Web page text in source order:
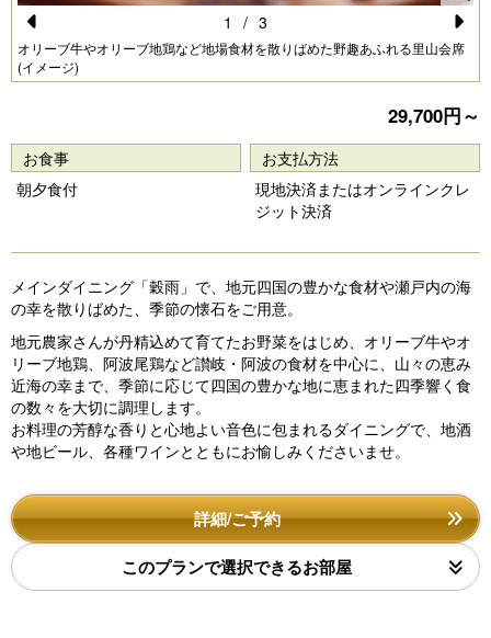
Pr
e
o
u
オリーブ牛やオリーブ地鶏など地場食材を散りばめた野趣あふれる里山会席
(イメージ)
N
e
xt
1 / 3
29,700円～
お食事
朝夕食付
お支払方法
現地決済またはオンラインクレ
ジット決済
メインダイニング「穀雨」で、地元四国の豊かな食材や瀬戸内の海
の幸を散りばめた、季節の懐石をご用意。
地元農家さんが丹精込めて育てたお野菜をはじめ、オリーブ牛やオ
リーブ地鶏、阿波尾鶏など讃岐・阿波の食材を中心に、山々の恵み
近海の幸まで、季節に応じて四国の豊かな地に恵まれた四季響く食
の数々を大切に調理します。
お料理の芳醇な香りと心地よい音色に包まれるダイニングで、地酒
や地ビール、各種ワインとともにお愉しみくださいませ。
詳細/ご予約
このプランで選択できるお部屋